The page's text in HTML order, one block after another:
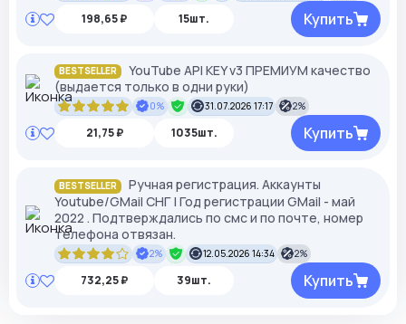
198,65 ₽ 15шт. Купить
BESTSELLER
YouTube API KEY v3 ПРЕМИУМ качество
(выдается только в одни руки)
0% 31.07.2026 17:17 2%
21,75 ₽ 1035шт. Купить
BESTSELLER
Ручная регистрация. Аккаунты
Youtube/GMail СНГ | Год регистрации GMail - май
2022 . Подтверждались по смс и по почте, номер
телефона отвязан.
2% 12.05.2026 14:34 2%
732,25 ₽ 39шт. Купить